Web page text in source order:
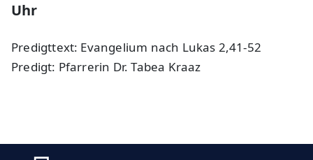
Uhr
Predigttext: Evangelium nach Lukas 2,41-52
Predigt: Pfarrerin Dr. Tabea Kraaz